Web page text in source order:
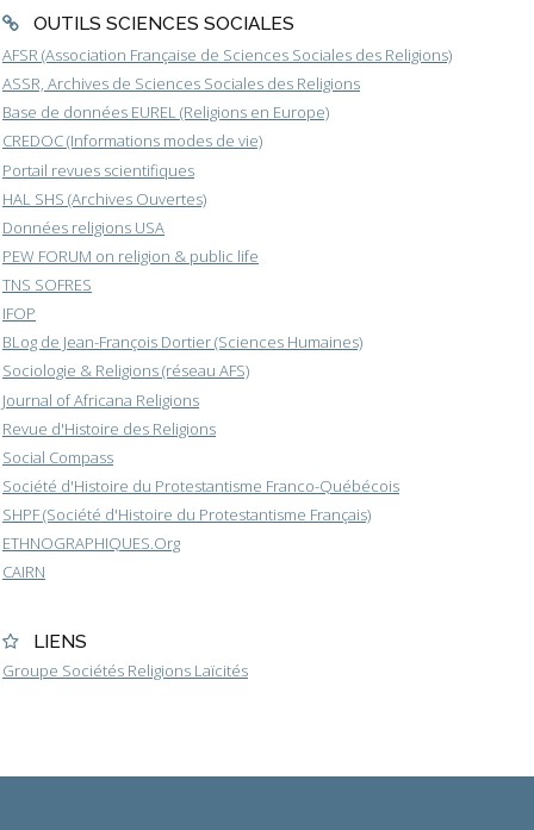
OUTILS SCIENCES SOCIALES
AFSR (Association Française de Sciences Sociales des Religions)
ASSR, Archives de Sciences Sociales des Religions
Base de données EUREL (Religions en Europe)
CREDOC (Informations modes de vie)
Portail revues scientifiques
HAL SHS (Archives Ouvertes)
Données religions USA
PEW FORUM on religion & public life
TNS SOFRES
IFOP
BLog de Jean-François Dortier (Sciences Humaines)
Sociologie & Religions (réseau AFS)
Journal of Africana Religions
Revue d'Histoire des Religions
Social Compass
Société d'Histoire du Protestantisme Franco-Québécois
SHPF (Société d'Histoire du Protestantisme Français)
ETHNOGRAPHIQUES.Org
CAIRN
LIENS
Groupe Sociétés Religions Laïcités